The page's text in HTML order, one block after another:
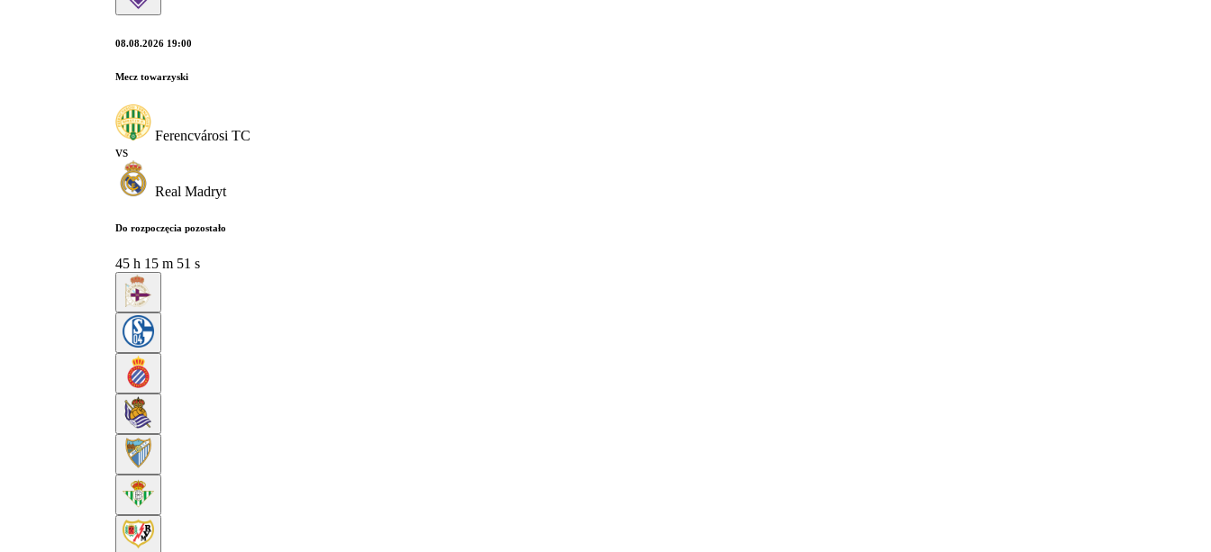
08.08.2026 19:00
Mecz towarzyski
Ferencvárosi TC
vs
Real Madryt
Do rozpoczęcia pozostało
45 h 15 m 50 s